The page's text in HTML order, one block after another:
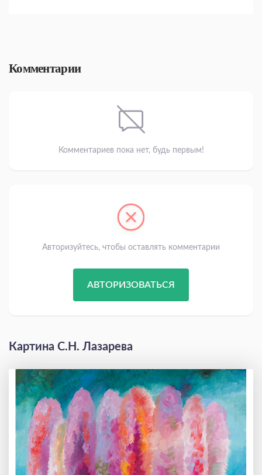
Комментарии
Комментариев пока нет, будь первым!
Авторизуйтесь, чтобы оставлять комментарии
АВТОРИЗОВАТЬСЯ
Картина С.Н. Лазарева